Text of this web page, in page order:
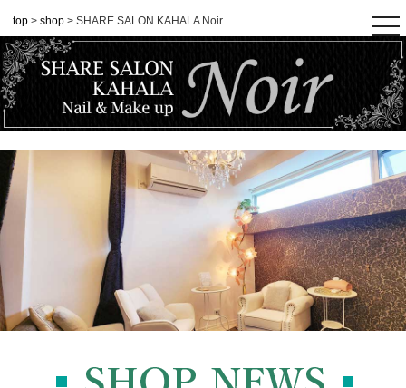
top > shop > SHARE SALON KAHALA Noir